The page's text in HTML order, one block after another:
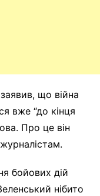
що війна
вже “до кінця
Про це він
бойових дій
нібито